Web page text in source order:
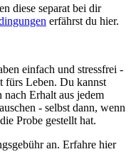
diese separat bei dir
erfährst du hier.
einfach und stressfrei -
fürs Leben. Du kannst
Erhalt aus jedem
- selbst dann, wenn
Probe gestellt hat.
an. Erfahre hier